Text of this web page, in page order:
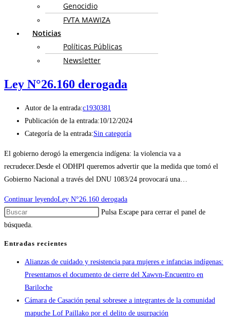
Genocidio
FVTA MAWIZA
Noticias
Políticas Públicas
Newsletter
Ley N°26.160 derogada
Autor de la entrada:c1930381
Publicación de la entrada:10/12/2024
Categoría de la entrada:Sin categoría
El gobierno derogó la emergencia indígena: la violencia va a
recrudecer.Desde el ODHPI queremos advertir que la medida que tomó el
Gobierno Nacional a través del DNU 1083/24 provocará una…
Continuar leyendoLey N°26.160 derogada
Pulsa Escape para cerrar el panel de
búsqueda.
Entradas recientes
Alianzas de cuidado y resistencia para mujeres e infancias indígenas:
Presentamos el documento de cierre del Xawvn-Encuentro en
Bariloche
Cámara de Casación penal sobresee a integrantes de la comunidad
mapuche Lof Paillako por el delito de usurpación